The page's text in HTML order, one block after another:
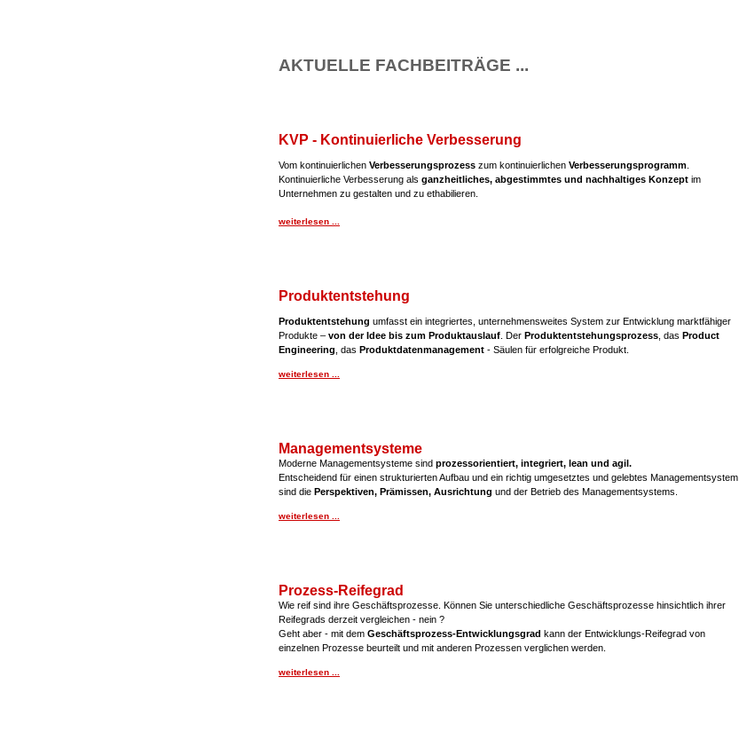
AKTUELLE FACHBEITRÄGE ...
KVP - Kontinuierliche Verbesserung
Vom kontinuierlichen Verbesserungsprozess zum kontinuierlichen Verbesserungsprogramm
Kontinuierliche Verbesserung als ganzheitliches, abgestimmtes und nachhaltiges Konzept im
Unternehmen zu gestalten und zu ethabilieren.
weiterlesen ...
Produktentstehung
Produktentstehung umfasst ein integriertes, unternehmensweites System zur Entwicklung marktfähiger
Produkte – von der Idee bis zum Produktauslauf . Der Produktentstehungsprozess , das Product
Engineering , das Produktdatenmanagement - Säulen für erfolgreiche Produkt.
weiterlesen ...
Managementsysteme
Moderne Managementsysteme sind prozessorientiert, integriert, lean und agil.
Entscheidend für einen strukturierten Aufbau und ein richtig umgesetztes und gelebtes Managementsystem
sind die Perspektiven, Prämissen, Ausrichtung und der Betrieb des Managementsystems.
weiterlesen ...
Prozess-Reifegrad
Wie reif sind ihre Geschäftsprozesse. Können Sie unterschiedliche Geschäftsprozesse hinsichtlich ihrer
Reifegrads derzeit vergleichen - nein ?
Geht aber - mit dem Geschäftsprozess-Entwicklungsgrad kann der Entwicklungs-Reifegrad von
einzelnen Prozesse beurteilt und mit anderen Prozessen verglichen werden.
weiterlesen ...